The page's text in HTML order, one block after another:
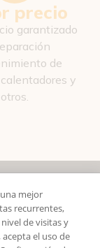
precio
garantizado
de
y
otros.
mejor
recurrentes,
de visitas y
el uso de